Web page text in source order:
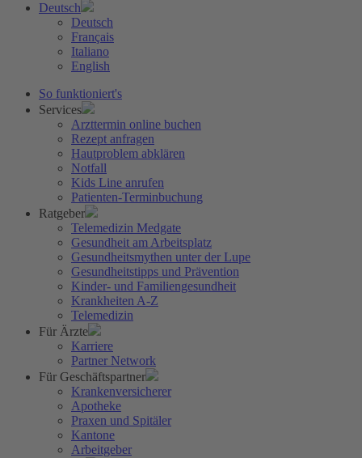
Deutsch
Deutsch
Français
Italiano
English
So funktioniert's
Services
Arzttermin online buchen
Rezept anfragen
Hautproblem abklären
Notfall
Kids Line anrufen
Patienten-Terminbuchung
Ratgeber
Telemedizin Medgate
Gesundheit am Arbeitsplatz
Gesundheitsmythen unter der Lupe
Gesundheitstipps und Prävention
Kinder- und Familiengesundheit
Krankheiten A-Z
Telemedizin
Für Ärzte
Karriere
Partner Network
Für Geschäftspartner
Krankenversicherer
Apotheke
Praxen und Spitäler
Kantone
Arbeitgeber